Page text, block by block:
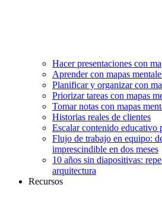
Hacer presentaciones con
Aprender con mapas
Planificar y organizar con
Priorizar tareas con mapas
Tomar notas con mapas
Historias reales de clientes
Escalar contenido educativo
Flujo de trabajo en equipo:
imprescindible en dos meses
10 años sin diapositivas:
arquitectura
Recursos